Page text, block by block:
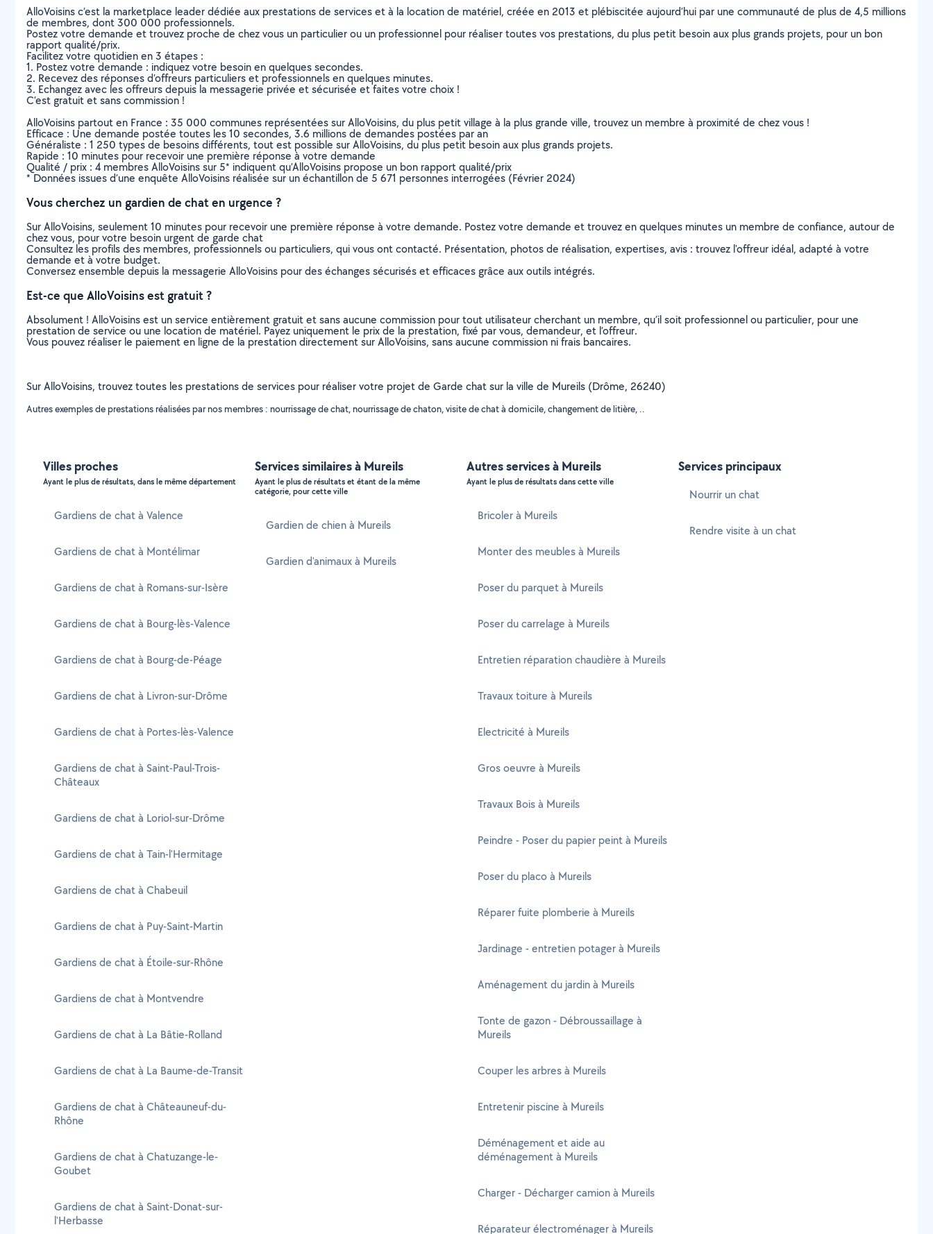
AlloVoisins c’est la marketplace leader dédiée aux prestations de services et à la location de matériel, créée en 2013 et plébiscitée aujourd’hui par une communauté de plus de 4,5 millions
de membres, dont 300 000 professionnels.
Postez votre demande et trouvez proche de chez vous un particulier ou un professionnel pour réaliser toutes vos prestations, du plus petit besoin aux plus grands projets, pour un bon
rapport qualité/prix.
Facilitez votre quotidien en 3 étapes :
1. Postez votre demande : indiquez votre besoin en quelques secondes.
2. Recevez des réponses d’offreurs particuliers et professionnels en quelques minutes.
3. Echangez avec les offreurs depuis la messagerie privée et sécurisée et faites votre choix !
C’est gratuit et sans commission !
AlloVoisins partout en France : 35 000 communes représentées sur AlloVoisins, du plus petit village à la plus grande ville, trouvez un membre à proximité de chez vous !
Efficace : Une demande postée toutes les 10 secondes, 3.6 millions de demandes postées par an
Généraliste : 1 250 types de besoins différents, tout est possible sur AlloVoisins, du plus petit besoin aux plus grands projets.
Rapide : 10 minutes pour recevoir une première réponse à votre demande
Qualité / prix : 4 membres AlloVoisins sur 5* indiquent qu’AlloVoisins propose un bon rapport qualité/prix
* Données issues d’une enquête AlloVoisins réalisée sur un échantillon de 5 671 personnes interrogées (Février 2024)
Vous cherchez un gardien de chat en urgence ?
Sur AlloVoisins, seulement 10 minutes pour recevoir une première réponse à votre demande. Postez votre demande et trouvez en quelques minutes un membre de confiance, autour de
chez vous, pour votre besoin urgent de garde chat
Consultez les profils des membres, professionnels ou particuliers, qui vous ont contacté. Présentation, photos de réalisation, expertises, avis : trouvez l'offreur idéal, adapté à votre
demande et à votre budget.
Conversez ensemble depuis la messagerie AlloVoisins pour des échanges sécurisés et efficaces grâce aux outils intégrés.
Est-ce que AlloVoisins est gratuit ?
Absolument ! AlloVoisins est un service entièrement gratuit et sans aucune commission pour tout utilisateur cherchant un membre, qu’il soit professionnel ou particulier, pour une
prestation de service ou une location de matériel. Payez uniquement le prix de la prestation, fixé par vous, demandeur, et l’offreur.
Vous pouvez réaliser le paiement en ligne de la prestation directement sur AlloVoisins, sans aucune commission ni frais bancaires.
Sur AlloVoisins, trouvez toutes les prestations de services pour réaliser votre projet de Garde chat sur la ville de Mureils (Drôme, 26240)
Autres exemples de prestations réalisées par nos membres : nourrissage de chat, nourrissage de chaton, visite de chat à domicile, changement de litière, ..
Villes proches
Ayant le plus de résultats, dans le même département
Gardiens de chat à Valence
Gardiens de chat à Montélimar
Gardiens de chat à Romans-sur-Isère
Gardiens de chat à Bourg-lès-Valence
Gardiens de chat à Bourg-de-Péage
Gardiens de chat à Livron-sur-Drôme
Gardiens de chat à Portes-lès-Valence
Gardiens de chat à Saint-Paul-Trois-
Châteaux
Gardiens de chat à Loriol-sur-Drôme
Gardiens de chat à Tain-l'Hermitage
Gardiens de chat à Chabeuil
Gardiens de chat à Puy-Saint-Martin
Gardiens de chat à Étoile-sur-Rhône
Gardiens de chat à Montvendre
Gardiens de chat à La Bâtie-Rolland
Gardiens de chat à La Baume-de-Transit
Gardiens de chat à Châteauneuf-du-
Rhône
Gardiens de chat à Chatuzange-le-
Goubet
Gardiens de chat à Saint-Donat-sur-
l'Herbasse
Services similaires à Mureils
Ayant le plus de résultats et étant de la même
catégorie, pour cette ville
Gardien de chien à Mureils
Gardien d'animaux à Mureils
Autres services à Mureils
Ayant le plus de résultats dans cette ville
Bricoler à Mureils
Monter des meubles à Mureils
Poser du parquet à Mureils
Poser du carrelage à Mureils
Entretien réparation chaudière à Mureils
Travaux toiture à Mureils
Electricité à Mureils
Gros oeuvre à Mureils
Travaux Bois à Mureils
Peindre - Poser du papier peint à Mureils
Poser du placo à Mureils
Réparer fuite plomberie à Mureils
Jardinage - entretien potager à Mureils
Aménagement du jardin à Mureils
Tonte de gazon - Débroussaillage à
Mureils
Couper les arbres à Mureils
Entretenir piscine à Mureils
Déménagement et aide au
déménagement à Mureils
Charger - Décharger camion à Mureils
Réparateur électroménager à Mureils
Services principaux
Nourrir un chat
Rendre visite à un chat